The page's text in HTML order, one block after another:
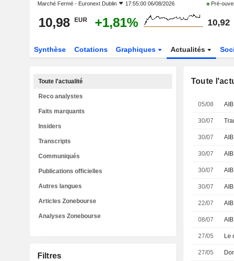
Marché Fermé - Euronext Dublin 17:55:00 06/08/2026 Pré-
10,98 EUR +1,81% 10,92
Synthèse Cotations Graphiques Actualités
Toute
05/08
30/07
30/07
30/07
30/07
30/07
22/07
08/07
27/05 Le
27/05
Toute l'actualité
Reco analystes
Faits marquants
Insiders
Transcripts
Communiqués
Publications officielles
Autres langues
Articles Zonebourse
Analyses Zonebourse
Filtres